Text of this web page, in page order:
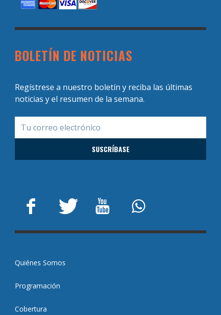
BOLETÍN DE NOTICIAS
Regístrese a nuestro boletín y reciba las últimas
noticias y el resumen de la semana.
Quiénes Somos
Programación
Cobertura